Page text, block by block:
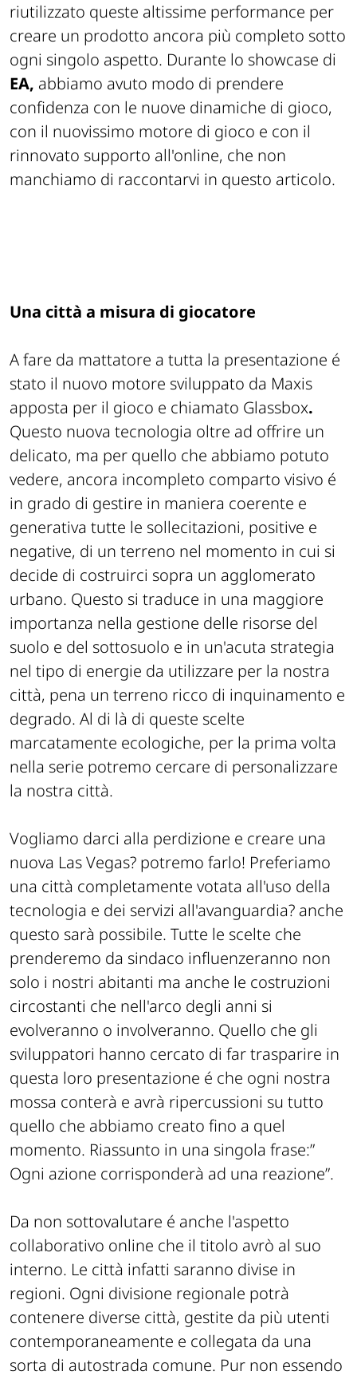
riutilizzato queste altissime performance per
creare un prodotto ancora più completo sotto
ogni singolo aspetto. Durante lo showcase di
EA, abbiamo avuto modo di prendere
confidenza con le nuove dinamiche di gioco,
con il nuovissimo motore di gioco e con il
rinnovato supporto all'online, che non
manchiamo di raccontarvi in questo articolo.
Una città a misura di giocatore
A fare da mattatore a tutta la presentazione é
stato il nuovo motore sviluppato da Maxis
apposta per il gioco e chiamato Glassbox.
Questo nuova tecnologia oltre ad offrire un
delicato, ma per quello che abbiamo potuto
vedere, ancora incompleto comparto visivo é
in grado di gestire in maniera coerente e
generativa tutte le sollecitazioni, positive e
negative, di un terreno nel momento in cui si
decide di costruirci sopra un agglomerato
urbano. Questo si traduce in una maggiore
importanza nella gestione delle risorse del
suolo e del sottosuolo e in un'acuta strategia
nel tipo di energie da utilizzare per la nostra
città, pena un terreno ricco di inquinamento e
degrado. Al di là di queste scelte
marcatamente ecologiche, per la prima volta
nella serie potremo cercare di personalizzare
la nostra città.
Vogliamo darci alla perdizione e creare una
nuova Las Vegas? potremo farlo! Preferiamo
una città completamente votata all'uso della
tecnologia e dei servizi all'avanguardia? anche
questo sarà possibile. Tutte le scelte che
prenderemo da sindaco influenzeranno non
solo i nostri abitanti ma anche le costruzioni
circostanti che nell'arco degli anni si
evolveranno o involveranno. Quello che gli
sviluppatori hanno cercato di far trasparire in
questa loro presentazione é che ogni nostra
mossa conterà e avrà ripercussioni su tutto
quello che abbiamo creato fino a quel
momento. Riassunto in una singola frase:”
Ogni azione corrisponderà ad una reazione”.
Da non sottovalutare é anche l'aspetto
collaborativo online che il titolo avrò al suo
interno. Le città infatti saranno divise in
regioni. Ogni divisione regionale potrà
contenere diverse città, gestite da più utenti
contemporaneamente e collegata da una
sorta di autostrada comune. Pur non essendo